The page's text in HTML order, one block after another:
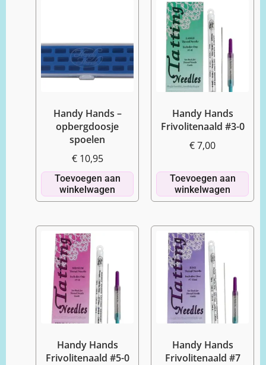
Handy Hands –
opbergdoosje
spoelen
€10,95
Toevoegen aan
winkelwagen
Handy Hands
Frivolitenaald #3-0
€7,00
Toevoegen aan
winkelwagen
Handy Hands
Frivolitenaald #5-0
Handy Hands
Frivolitenaald #7